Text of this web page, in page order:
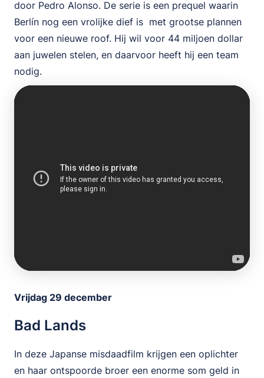
door Pedro Alonso. De serie is een prequel waarin
Berlín nog een vrolijke dief is met grootse plannen
voor een nieuwe roof. Hij wil voor 44 miljoen dollar
aan juwelen stelen, en daarvoor heeft hij een team
nodig.
Vrijdag 29 december
Bad Lands
In deze Japanse misdaadfilm krijgen een oplichter
en haar ontspoorde broer een enorme som geld in